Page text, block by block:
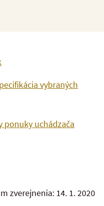
vybraných
ponuky uchádzača
zverejnenia: 14. 1. 2020